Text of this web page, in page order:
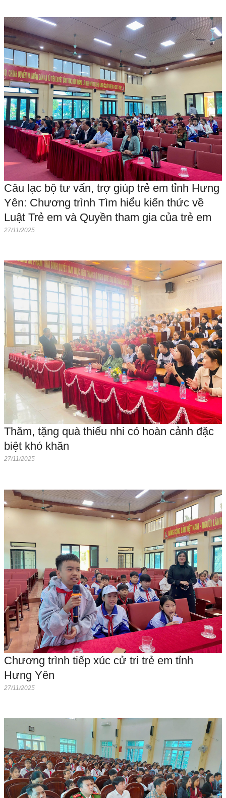
Câu lạc bộ tư vấn, trợ giúp trẻ em tỉnh Hưng
Yên: Chương trình Tìm hiểu kiến thức về
Luật Trẻ em và Quyền tham gia của trẻ em
27/11/2025
Thăm, tặng quà thiếu nhi có hoàn cảnh đặc
biệt khó khăn
27/11/2025
Chương trình tiếp xúc cử tri trẻ em tỉnh
Hưng Yên
27/11/2025